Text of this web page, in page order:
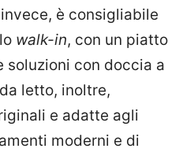
è consigliabile
walk-in, con un piatto
soluzioni con doccia a
letto, inoltre,
e adatte agli
moderni e di